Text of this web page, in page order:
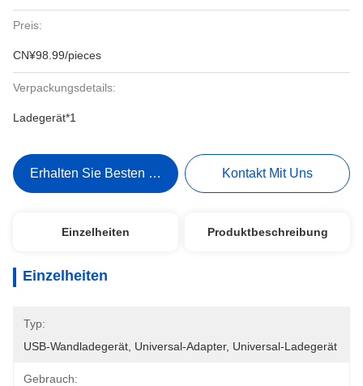
Preis:
CN¥98.99/pieces
Verpackungsdetails:
Ladegerät*1
Erhalten Sie Besten Preis Kontakt Mit Uns
Einzelheiten Produktbeschreibung
Einzelheiten
Typ:
USB-Wandladegerät, Universal-Adapter, Universal-Ladegerät
Gebrauch: